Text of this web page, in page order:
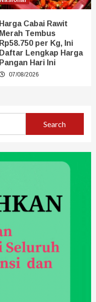
Harga Cabai Rawit
Merah Tembus
Rp58.750 per Kg, Ini
Daftar Lengkap Harga
Pangan Hari Ini
07/08/2026